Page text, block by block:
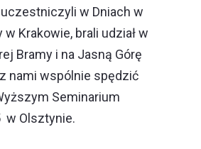
w Dniach w
Krakowie, brali udział w
Bramy i na Jasną Górę
nami wspólnie spędzić
Seminarium
w Olsztynie.